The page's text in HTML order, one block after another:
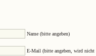
Name (bitte angeben)
E-Mail (bitte angeben, wird nicht